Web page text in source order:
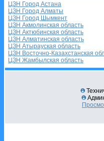
ЦЗН Город Астана
ЦЗН Город Алматы
ЦЗН Город Шымкент
ЦЗН Акмолинская область
ЦЗН Актюбинская область
ЦЗН Алматинская область
ЦЗН Атырауская область
ЦЗН Восточно-Казахстанская
ЦЗН Жамбылская область